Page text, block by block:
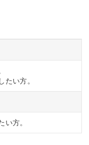
たい方。
い方。